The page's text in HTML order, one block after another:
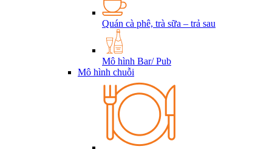
Quán cà phê, trà sữa – trả sau
Mô hình Bar/ Pub
Mô hình chuỗi